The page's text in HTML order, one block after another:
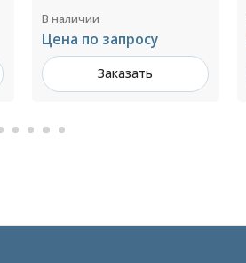
В наличии
Цена по запросу
Заказать